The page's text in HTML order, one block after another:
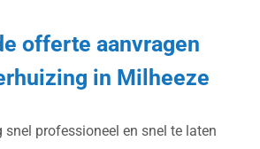
offerte aanvragen
in Milheeze
snel professioneel en snel te laten